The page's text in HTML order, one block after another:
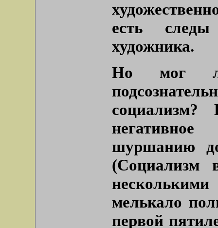
есть следы
художника.
Но мог ли
шуршанию
(Социализм
мелькало
первой